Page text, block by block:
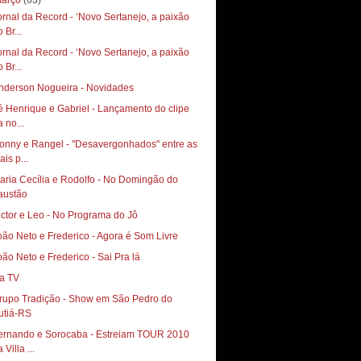
da Record - ‘Novo Sertanejo, a paixão
Br...
da Record - ‘Novo Sertanejo, a paixão
Br...
Nogueira - Novidades
Henrique e Gabriel - Lançamento do clipe
no...
e Rangel - "Desavergonhados" entre as
p...
Cecília e Rodolfo - No Domingão do
e Leo - No Programa do Jô
Neto e Frederico - Agora é Som Livre
Neto e Frederico - Sai Pra lá
TV
Tradição - Show em São Pedro do
RS
e Sorocaba - Estreiam TOUR 2010
Villa ...